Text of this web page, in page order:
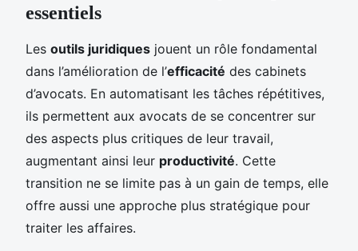
essentiels
Les outils juridiques jouent un rôle fondamental
dans l’amélioration de l’efficacité des cabinets
d’avocats. En automatisant les tâches répétitives,
ils permettent aux avocats de se concentrer sur
des aspects plus critiques de leur travail,
augmentant ainsi leur productivité. Cette
transition ne se limite pas à un gain de temps, elle
offre aussi une approche plus stratégique pour
traiter les affaires.